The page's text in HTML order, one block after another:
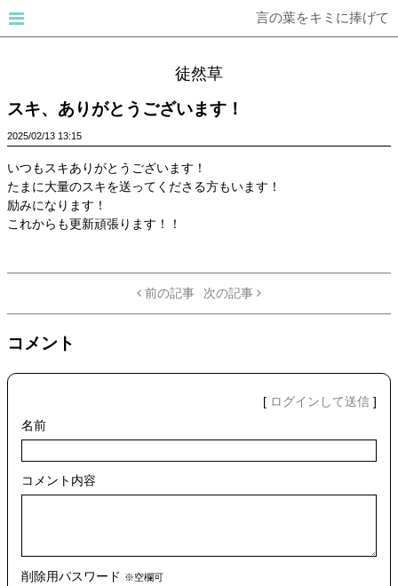
言の葉をキミに捧げて
徒然草
スキ、ありがとうございます！
2025/02/13 13:15
いつもスキありがとうございます！
たまに大量のスキを送ってくださる方もいます！
励みになります！
これからも更新頑張ります！！
前の記事 次の記事
コメント
[ ログインして送信 ]
名前
コメント内容
削除用パスワード ※空欄可